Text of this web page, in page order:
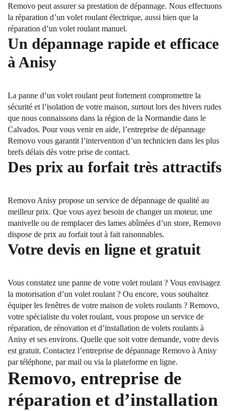
Removo peut assurer sa prestation de dépannage. Nous effectuons
la réparation d’un volet roulant électrique, aussi bien que la
réparation d’un volet roulant manuel.
Un dépannage rapide et efficace
à Anisy
La panne d’un volet roulant peut fortement compromettre la
sécurité et l’isolation de votre maison, surtout lors des hivers rudes
que nous connaissons dans la région de la Normandie dans le
Calvados. Pour vous venir en aide, l’entreprise de dépannage
Removo vous garantit l’intervention d’un technicien dans les plus
brefs délais dès votre prise de contact.
Des prix au forfait très attractifs
Removo Anisy propose un service de dépannage de qualité au
meilleur prix. Que vous ayez besoin de changer un moteur, une
manivelle ou de remplacer des lames abîmées d’un store, Removo
dispose de prix au forfait tout à fait raisonnables.
Votre devis en ligne et gratuit
Vous constatez une panne de votre volet roulant ? Vous envisagez
la motorisation d’un volet roulant ? Ou encore, vous souhaitez
équiper les fenêtres de votre maison de volets roulants ? Removo,
votre spécialiste du volet roulant, vous propose un service de
réparation, de rénovation et d’installation de volets roulants à
Anisy et ses environs. Quelle que soit votre demande, votre devis
est gratuit. Contactez l’entreprise de dépannage Removo à Anisy
par téléphone, par mail ou via la plateforme en ligne.
Removo, entreprise de
réparation et d’installation